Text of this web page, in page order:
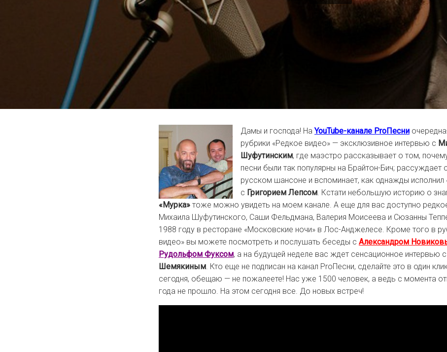
Дамы и господа! НаYouTube-канале ProПесни
рубрики «Редкое видео» — эксклюзивное интервью с
Шуфутинским, где маэстро рассказывает о том,
песни были так популярны на Брайтон-Бич;
русском шансоне и вспоминает, как однажды исполнил
с Григорием Лепсом . Кстати небольшую историю о
«Мурка» тоже можно увидеть на моем канале. А еще для вас доступно
Михаила Шуфутинского, Саши Фельдмана, Валерия Моисеева и Сюзанны
1988 году в ресторане «Московские ночи» в Лос-Анджелесе. Кроме того в
видео» вы можете посмотреть и послушать беседы с Александром
Рудольфом Фуксом, а на будущей неделе вас ждет сенсационное интервью с
Шемякиным . Кто еще не подписан на канал ProПесни, сделайте это в один
сегодня, обещаю — не пожалеете! Нас уже 1500 человек, а ведь с момента
года не прошло. На этом сегодня все. До новых встреч!